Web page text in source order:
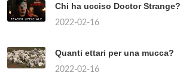
Chi ha ucciso Doctor Strange?
2022-02-16
Quanti ettari per una mucca?
2022-02-16